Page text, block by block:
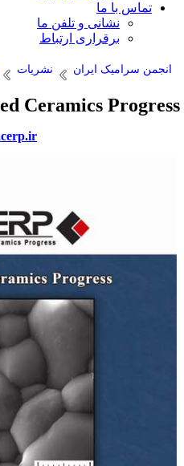
تماس با ما
نشانی و تلفن ما
برقراری ارتباط
انجمن سرامیک ایران نشریات
Ceramics